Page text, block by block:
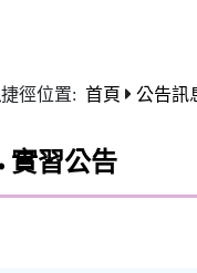
捷徑位置: 首頁 公告訊
實習公告